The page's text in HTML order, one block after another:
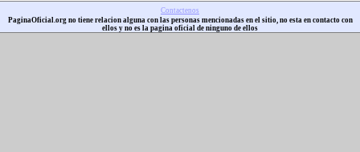
Contactenos
PaginaOficial.org no tiene relacion alguna con las personas mencionadas en el sitio, no esta en contacto con
ellos y no es la pagina oficial de ninguno de ellos